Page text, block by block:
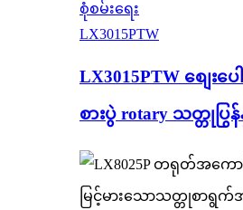
စုံစမ်းရေး
LX3015PTW
LX3015PTW စျေး
စားပွဲ rotary သတ္တုပြွ